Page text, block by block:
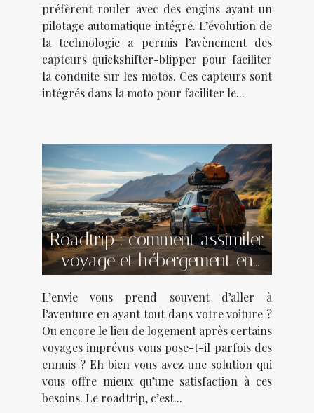
préfèrent rouler avec des engins ayant un
pilotage automatique intégré. L’évolution de
la technologie a permis l’avènement des
capteurs quickshifter-blipper pour faciliter
la conduite sur les motos. Ces capteurs sont
intégrés dans la moto pour faciliter le...
Roadtrip : comment assimiler
voyage et hébergement en
voiture ?
L’envie vous prend souvent d’aller à
l’aventure en ayant tout dans votre voiture ?
Ou encore le lieu de logement après certains
voyages imprévus vous pose-t-il parfois des
ennuis ? Eh bien vous avez une solution qui
vous offre mieux qu’une satisfaction à ces
besoins. Le roadtrip, c’est...